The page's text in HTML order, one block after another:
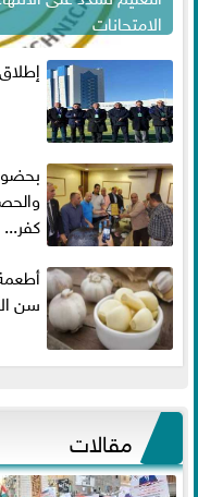
الامتحانات
كفر...
سن
مقالات